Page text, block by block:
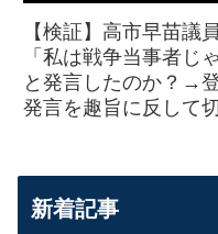
【検証】高市早苗議
「私は戦争当事者じ
と発言したのか？→
発言を趣旨に反して
新着記事